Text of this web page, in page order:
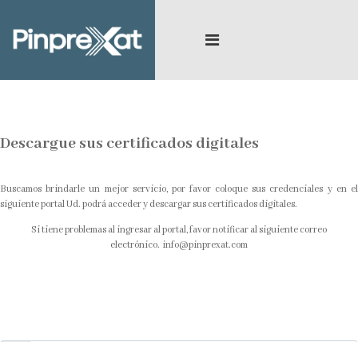
Descargue sus certificados digitales
Buscamos brindarle un mejor servicio, por favor coloque sus credenciales y en el
siguiente portal Ud. podrá acceder y descargar sus certificados digitales.
Si tiene problemas al ingresar al portal, favor notificar al siguiente correo
electrónico. info@pinprexat.com